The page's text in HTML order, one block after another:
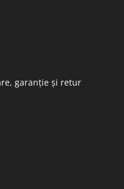
garanție și retur